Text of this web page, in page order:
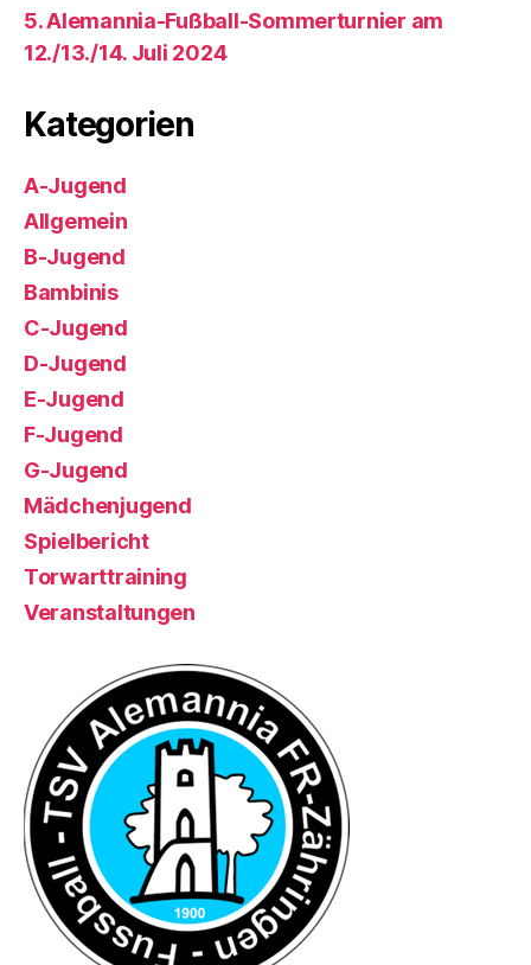
5. Alemannia-Fußball-Sommerturnier am
12./13./14. Juli 2024
Kategorien
A-Jugend
Allgemein
B-Jugend
Bambinis
C-Jugend
D-Jugend
E-Jugend
F-Jugend
G-Jugend
Mädchenjugend
Spielbericht
Torwarttraining
Veranstaltungen